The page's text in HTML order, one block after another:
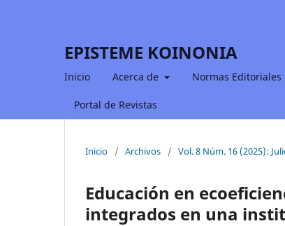
EPISTEME KOINONIA
Inicio Acerca de Normas Editoriales
Portal de Revistas
Inicio / Archivos / Vol. 8 Núm. 16 (2025):
Educación en
integrados en una